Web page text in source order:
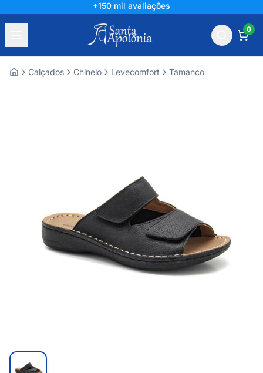
+150 mil avaliações
0
Calçados Chinelo Levecomfort Tamanco